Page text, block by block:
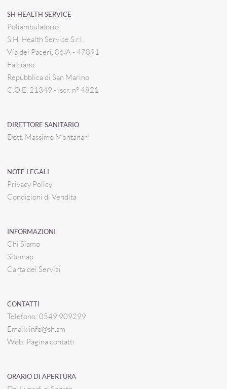
SH HEALTH SERVICE
Poliambulatorio
S.H. Health Service S.r.l.
Via dei Paceri, 86/A - 47891
Falciano
Repubblica di San Marino
C.O.E. 21349 - Iscr. n° 4821
DIRETTORE SANITARIO
Dott. Massimo Montanari
NOTE LEGALI
Privacy Policy
Condizioni di Vendita
INFORMAZIONI
Chi Siamo
Sitemap
Carta dei Servizi
CONTATTI
Telefono: 0549 909299
Email: info@sh.sm
Web: Pagina contatti
ORARIO DI APERTURA